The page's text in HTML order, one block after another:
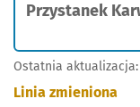
Przystanek
Ostatnia aktualizacja:
Linia zmieniona